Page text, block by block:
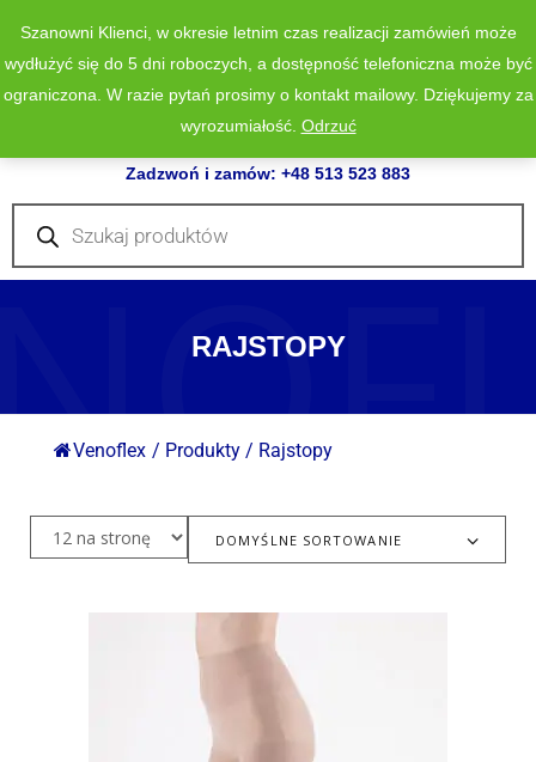
Zadzwoń i zamów: +48 513 523 883
Wyszukiwarka
produktów
RAJSTOPY
Venoflex / Produkty / Rajstopy
DOMYŚLNE SORTOWANIE
Szanowni Klienci, w okresie letnim czas realizacji zamówień może
wydłużyć się do 5 dni roboczych, a dostępność telefoniczna może być
ograniczona. W razie pytań prosimy o kontakt mailowy. Dziękujemy za
wyrozumiałość. Odrzuć